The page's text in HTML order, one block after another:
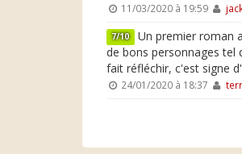
11/03/2020 à 19:59
7/10 Un premier roman
de bons personnages tel
fait réfléchir, c'est signe
24/01/2020 à 18:37